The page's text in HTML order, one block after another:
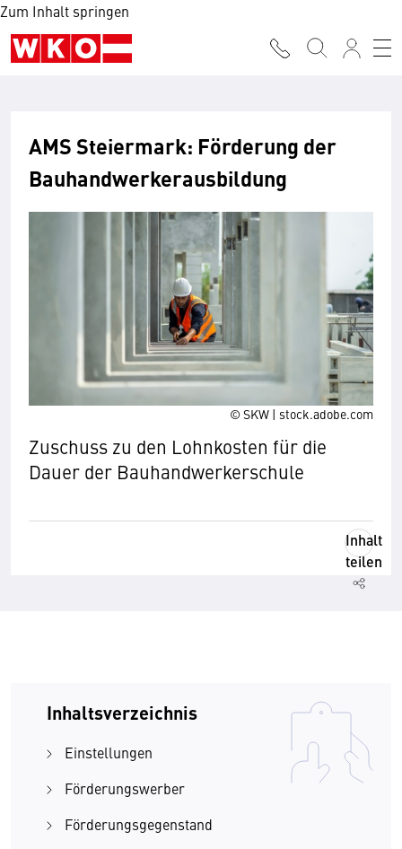
Zum Inhalt springen
© SKW | stock.adobe.com
AMS Steiermark: Förderung der
Bauhandwerkerausbildung
Zuschuss zu den Lohnkosten für die
Dauer der Bauhandwerkerschule
Inhalt
teilen
Inhaltsverzeichnis
Einstellungen
Förderungswerber
Förderungsgegenstand